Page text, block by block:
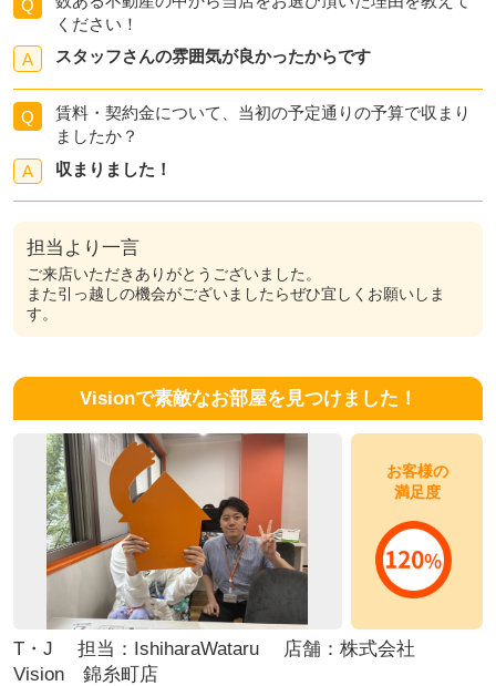
Q
ください！
A
スタッフさんの雰囲気が良かったからです
Q
賃料・契約金について、当初の予定通りの予算で収まり
ましたか？
A
収まりました！
担当より一言
ご来店いただきありがとうございました。
また引っ越しの機会がございましたらぜひ宜しくお願いしま
す。
Visionで素敵なお部屋を見つけました！
お客様の
満足度
T・J 担当：IshiharaWataru 店舗：株式会社
Vision 錦糸町店